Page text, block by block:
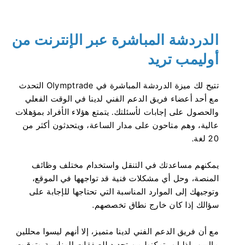
الدردشة المباشرة عبر الإنترنت من
أوليمب تريد
تتيح لك ميزة الدردشة المباشرة في Olymptrade التحدث
مع أحد أعضاء فريق الدعم الفني لدينا في الوقت الفعلي
والحصول على إجابات لأسئلتك. يتمتع هؤلاء الأفراد بمؤهلات
عالية، وهم متاحون على مدار الساعة، ويتحدثون أكثر من
20 لغة.
يمكنهم مساعدتك في التنقل واستخدام مختلف وظائف
المنصة، وحل أي مشكلات فنية قد تواجهها في الموقع،
وتوجيهك إلى الموارد المناسبة التي تحتاجها للإجابة على
سؤالك إذا كان خارج نطاق تخصصهم.
مع أن فريق الدعم الفني لدينا متميز، إلا أنهم ليسوا محللين